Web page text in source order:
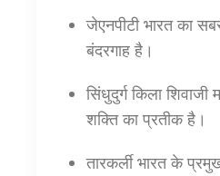
जेएनपीटी भारत का
बंदरगाह है।
सिंधुदुर्ग किला शिवाजी
शक्ति का प्रतीक है।
तारकर्ली भारत के